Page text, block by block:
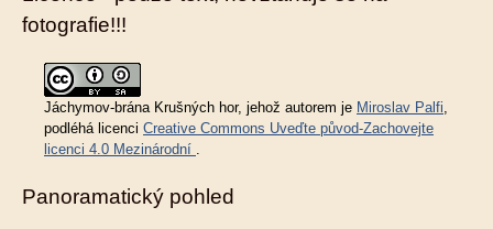
fotografie!!!
Jáchymov-brána Krušných hor, jehož autorem je Miroslav Palfi,
podléhá licenci Creative Commons Uveďte původ-Zachovejte
licenci 4.0 Mezinárodní .
Panoramatický pohled